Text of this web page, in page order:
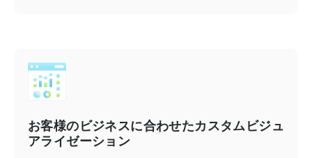
お客様のビジネスに合わせたカスタムビジュ
アライゼーション